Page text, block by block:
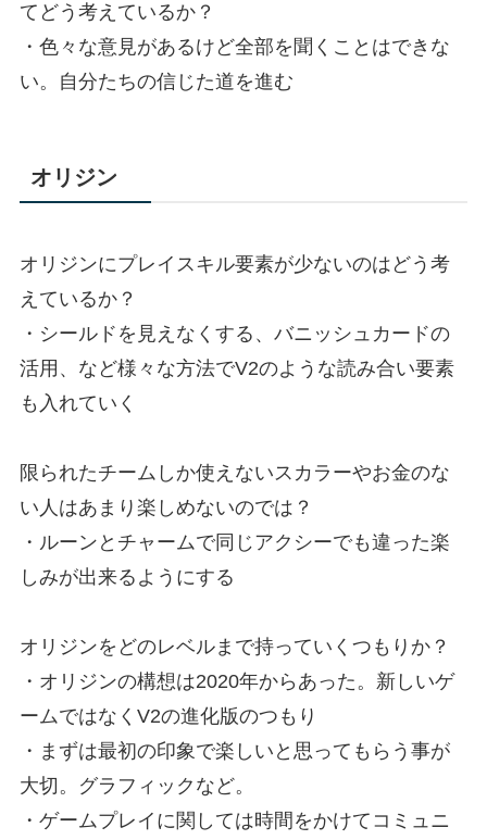
てどう考えているか？
・色々な意見があるけど全部を聞くことはできな
い。自分たちの信じた道を進む
オリジン
オリジンにプレイスキル要素が少ないのはどう考
えているか？
・シールドを見えなくする、バニッシュカードの
活用、など様々な方法でV2のような読み合い要素
も入れていく
限られたチームしか使えないスカラーやお金のな
い人はあまり楽しめないのでは？
・ルーンとチャームで同じアクシーでも違った楽
しみが出来るようにする
オリジンをどのレベルまで持っていくつもりか？
・オリジンの構想は2020年からあった。新しいゲ
ームではなくV2の進化版のつもり
・まずは最初の印象で楽しいと思ってもらう事が
大切。グラフィックなど。
・ゲームプレイに関しては時間をかけてコミュニ